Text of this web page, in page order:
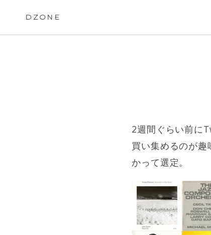
DZONE
2週間ぐらい前に
買い集めるのが
かって選定。